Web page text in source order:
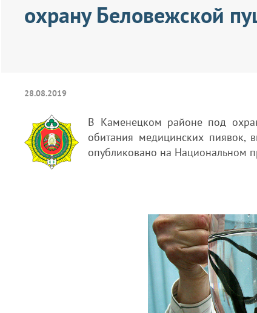
охрану Беловежской
28.08.2019
В Каменецком районе под
обитания медицинских пиявок,
опубликовано на Национальном